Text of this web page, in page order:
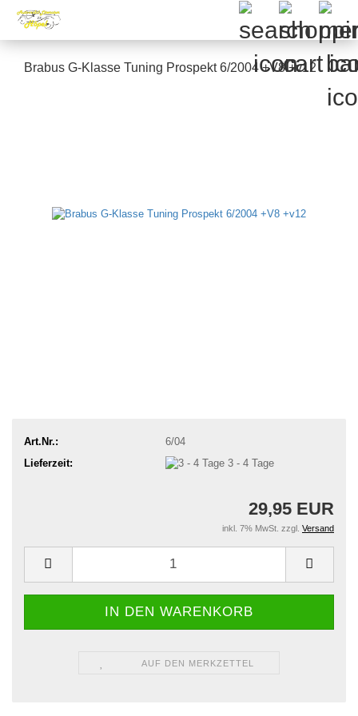
Brabus G-Klasse Tuning Prospekt 6/2004 +V8 +v12
Art.Nr.:
6/04
Lieferzeit:
3 - 4 Tage
29,95 EUR
inkl. 7% MwSt. zzgl. Versand
AUF DEN MERKZETTEL